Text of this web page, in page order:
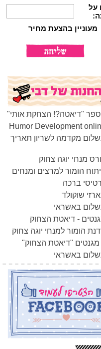
"דיאטה?! הצחקת אותי"
Humor Development
מקדמה לשריון תאריך
מנחי יוגה צחוק
הומור למרצים ומנחים
ברכה
שוקולד
באשראי
- דיאטת הצחוק
הומור למנחי יוגה צחוק
באשראי